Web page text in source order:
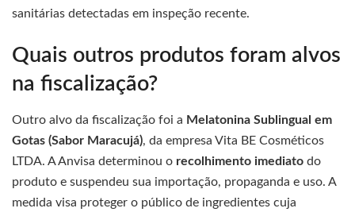
sanitárias detectadas em inspeção recente.
Quais outros produtos foram alvos
na fiscalização?
Outro alvo da fiscalização foi a Melatonina Sublingual em
Gotas (Sabor Maracujá), da empresa Vita BE Cosméticos
LTDA. A Anvisa determinou o recolhimento imediato do
produto e suspendeu sua importação, propaganda e uso. A
medida visa proteger o público de ingredientes cuja